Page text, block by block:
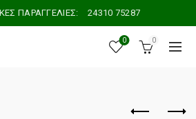
ΠΑΡΑΓΓΕΛΙΕΣ: 24310 75287
0 0